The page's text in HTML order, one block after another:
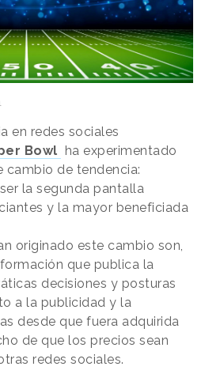
en redes sociales
Bowl
ha experimentado
cambio de tendencia:
la segunda pantalla
y la mayor beneficiada
originado este cambio son,
que publica la
decisiones y posturas
a la publicidad y la
desde que fuera adquirida
de que los precios sean
redes sociales.